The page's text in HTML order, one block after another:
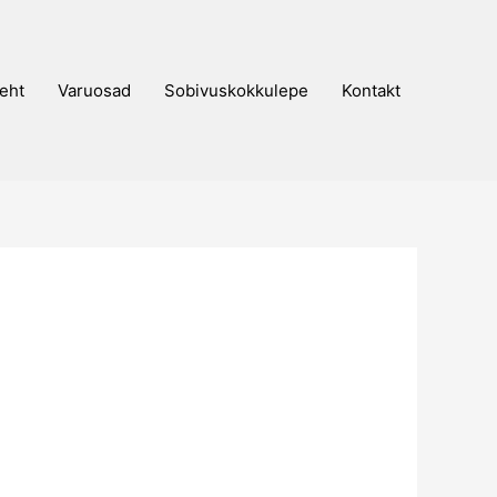
Varuosad Sobivuskokkulepe Kontakt